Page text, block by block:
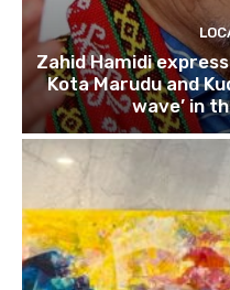
Zahid Hamidi
Kota Marudu and
wave’ in